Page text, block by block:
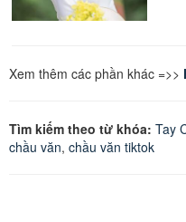
Xem thêm các phần khác =>>
Tìm kiếm theo từ khóa: Tay
chầu văn, chầu văn tiktok